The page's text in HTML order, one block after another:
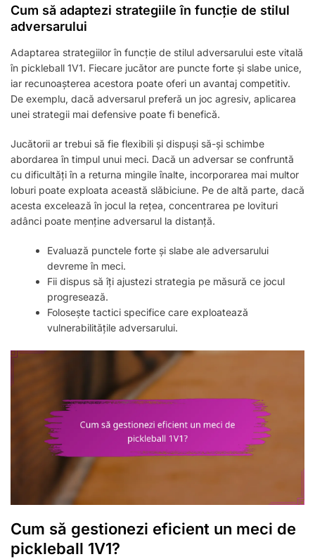
Cum să adaptezi strategiile în funcție de stilul
adversarului
Adaptarea strategiilor în funcție de stilul adversarului este vitală
în pickleball 1V1. Fiecare jucător are puncte forte și slabe unice,
iar recunoașterea acestora poate oferi un avantaj competitiv.
De exemplu, dacă adversarul preferă un joc agresiv, aplicarea
unei strategii mai defensive poate fi benefică.
Jucătorii ar trebui să fie flexibili și dispuși să-și schimbe
abordarea în timpul unui meci. Dacă un adversar se confruntă
cu dificultăți în a returna mingile înalte, incorporarea mai multor
loburi poate exploata această slăbiciune. Pe de altă parte, dacă
acesta excelează în jocul la rețea, concentrarea pe lovituri
adânci poate menține adversarul la distanță.
Evaluază punctele forte și slabe ale adversarului
devreme în meci.
Fii dispus să îți ajustezi strategia pe măsură ce jocul
progresează.
Folosește tactici specifice care exploatează
vulnerabilitățile adversarului.
Cum să gestionezi eficient un meci de
pickleball 1V1?